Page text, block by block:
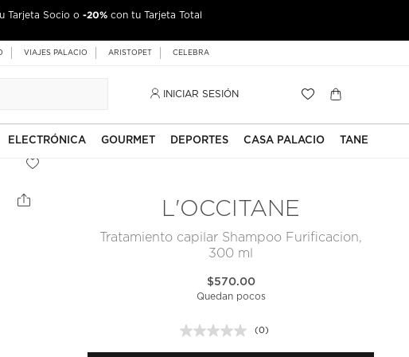
Tarjeta Socio o -20% con tu Tarjeta Total
VIAJES PALACIO ARISTOPET CELEBRA
INICIAR SESIÓN
ELECTRÓNICA GOURMET DEPORTES CASA PALACIO TANE
L'OCCITANE
Tratamiento capilar Shampoo Furificacion,
300 ml
$570.00
Quedan pocos
Sin
puntuación.
(0)